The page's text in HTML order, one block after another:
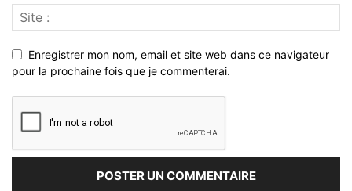
Enregistrer mon nom, email et site web dans ce navigateur
pour la prochaine fois que je commenterai.